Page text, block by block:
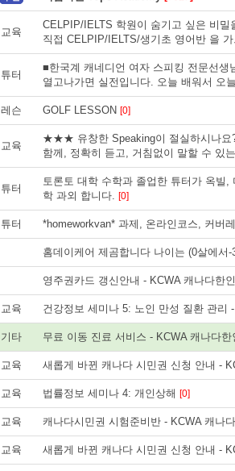
교육
CELPIP/IELTS 학원이 숨기고 싶은 비
직접 CELPIP/IELTS/생기초 영어반 을
튜터
■한국계 캐네디언 여자 스피킹 전문선
열고나가면 실전입니다. 오늘 배워서 오
레슨 GOLF LESSON [0]
교육
★★★ 유창한 Speaking이 절실하시나요
함께, 정확히 듣고, 거침없이 말할 수 있
튜터
토론토 대학 수학과 졸업한 튜터가 옥빌
학 과외 합니다. [0]
튜터 *homeworkvan* 과제, 온라인코스, 커버
홈데이케어 제곰합니다 나이는 (0살에서-
영주권카드 갱신안내 - KCWA 캐나다한
교육 건강정보 세미나 5: 노인 만성 질환 관리
기타 무료 이동 진료 서비스 - KCWA 캐나다한
교육 새롭게 바뀐 캐나다 시민권 신청 안내 -
교육 법률정보 세미나 4: 개인상해 [0]
교육 캐나다시민권 시험준비반 - KCWA 캐나
교육 새롭게 바뀐 캐나다 시민권 신청 안내 -